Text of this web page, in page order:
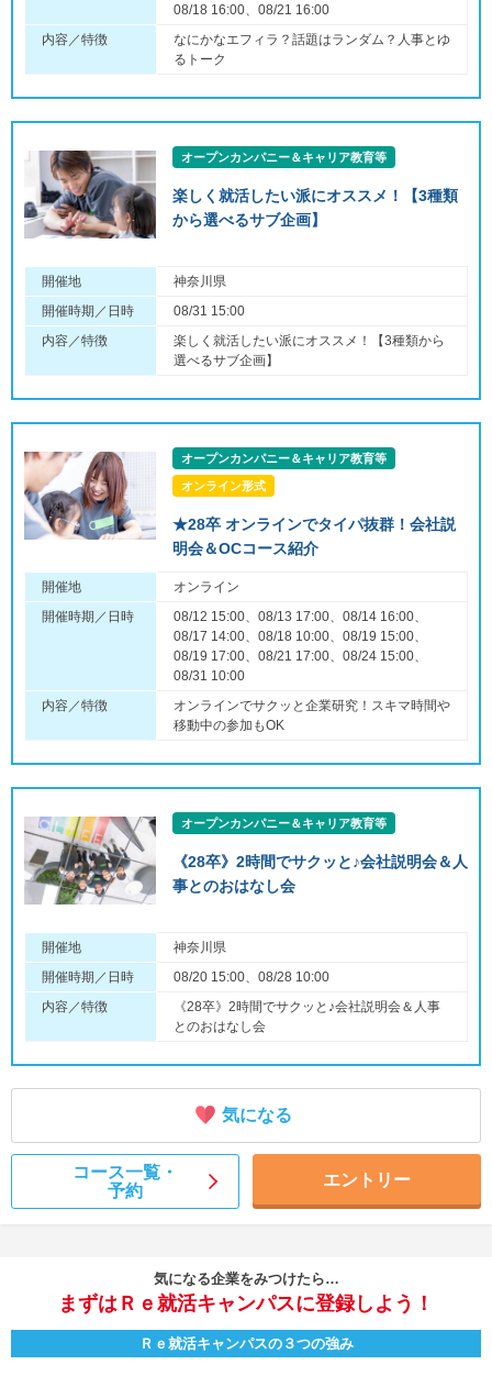
08/18 16:00、08/21 16:00
内容／特徴
なにかなエフィラ？話題はランダム？人事とゆ
るトーク
オープンカンパニー＆キャリア教育等
楽しく就活したい派にオススメ！【3種類
から選べるサブ企画】
開催地
神奈川県
開催時期／日時
08/31 15:00
内容／特徴
楽しく就活したい派にオススメ！【3種類から
選べるサブ企画】
オープンカンパニー＆キャリア教育等
オンライン形式
★28卒 オンラインでタイパ抜群！会社説
明会＆OCコース紹介
開催地
オンライン
開催時期／日時
08/12 15:00、08/13 17:00、08/14 16:00、
08/17 14:00、08/18 10:00、08/19 15:00、
08/19 17:00、08/21 17:00、08/24 15:00、
08/31 10:00
内容／特徴
オンラインでサクッと企業研究！スキマ時間や
移動中の参加もOK
オープンカンパニー＆キャリア教育等
《28卒》2時間でサクッと♪会社説明会＆人
事とのおはなし会
開催地
神奈川県
開催時期／日時
08/20 15:00、08/28 10:00
内容／特徴
《28卒》2時間でサクッと♪会社説明会＆人事
とのおはなし会
気になる
コース一覧・
予約
エントリー
気になる企業をみつけたら…
まずはＲｅ就活キャンパスに登録しよう！
Ｒｅ就活キャンパスの３つの強み